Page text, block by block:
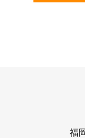
福